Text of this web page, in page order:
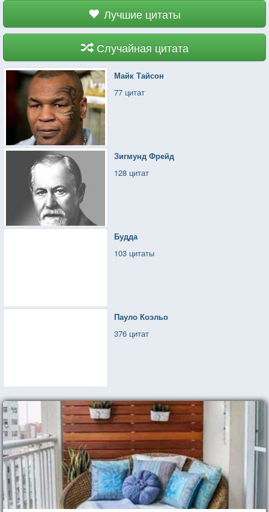
Лучшие цитаты
Случайная цитата
Майк Тайсон
77 цитат
Зигмунд Фрейд
128 цитат
Будда
103 цитаты
Пауло Коэльо
376 цитат